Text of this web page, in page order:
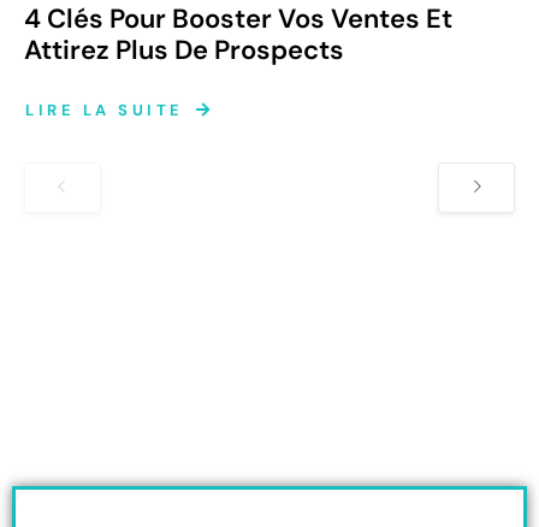
4 Clés Pour Booster Vos Ventes Et
Attirez Plus De Prospects
LIRE LA SUITE